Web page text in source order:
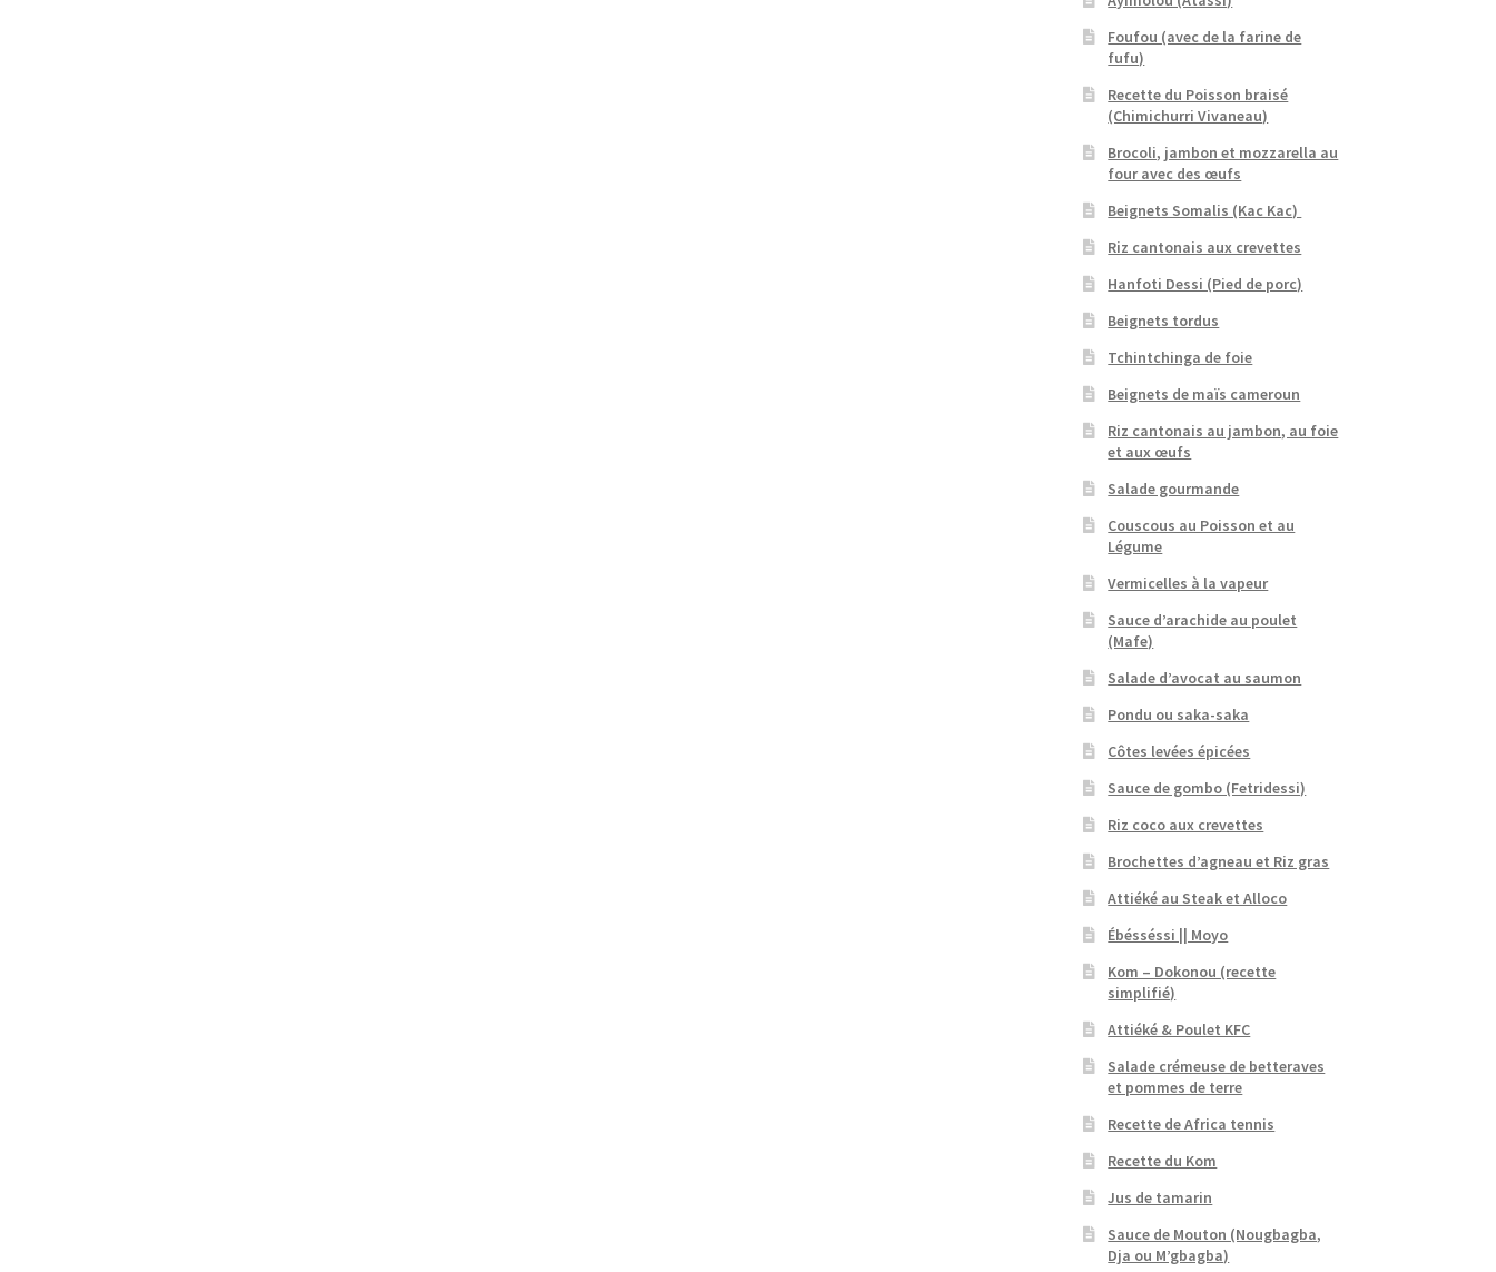
Foufou (avec de la farine de
fufu)
Recette du Poisson braisé
(Chimichurri Vivaneau)
Brocoli, jambon et mozzarella au
four avec des œufs
Beignets Somalis (Kac Kac)
Riz cantonais aux crevettes
Hanfoti Dessi (Pied de porc)
Beignets tordus
Tchintchinga de foie
Beignets de maïs cameroun
Riz cantonais au jambon, au foie
et aux œufs
Salade gourmande
Couscous au Poisson et au
Légume
Vermicelles à la vapeur
Sauce d’arachide au poulet
(Mafe)
Salade d’avocat au saumon
Pondu ou saka-saka
Côtes levées épicées
Sauce de gombo (Fetridessi)
Riz coco aux crevettes
Brochettes d’agneau et Riz gras
Attiéké au Steak et Alloco
Ébésséssi || Moyo
Kom – Dokonou (recette
simplifié)
Attiéké & Poulet KFC
Salade crémeuse de betteraves
et pommes de terre
Recette de Africa tennis
Recette du Kom
Jus de tamarin
Sauce de Mouton (Nougbagba,
Dja ou M’gbagba)